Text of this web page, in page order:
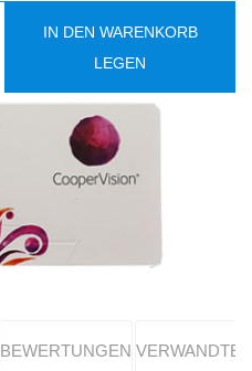
IN DEN WARENKORB
LEGEN
BEWERTUNGEN VERWANDTE